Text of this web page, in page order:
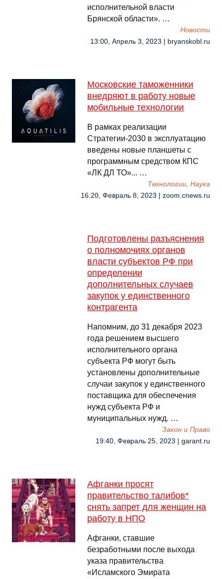
исполнительной власти
Брянской области». …
Новости
13:00, Апрель 3, 2023 | bryanskobl.ru
Московские таможенники
внедряют в работу новые
мобильные технологии
В рамках реализации
Стратегии-2030 в эксплуатацию
введены новые планшеты с
программным средством КПС
«ЛК ДЛ ТО»... …
Технологии, Наука
16:20, Февраль 8, 2023 | zoom.cnews.ru
Подготовлены разъяснения
о полномочиях органов
власти субъектов РФ при
определении
дополнительных случаев
закупок у единственного
контрагента
Напомним, до 31 декабря 2023
года решением высшего
исполнительного органа
субъекта РФ могут быть
установлены дополнительные
случаи закупок у единственного
поставщика для обеспечения
нужд субъекта РФ и
муниципальных нужд. …
Закон и Право
19:40, Февраль 25, 2023 | garant.ru
Афганки просят
правительство талибов*
снять запрет для женщин на
работу в НПО
Афганки, ставшие
безработными после выхода
указа правительства
«Исламского Эмирата